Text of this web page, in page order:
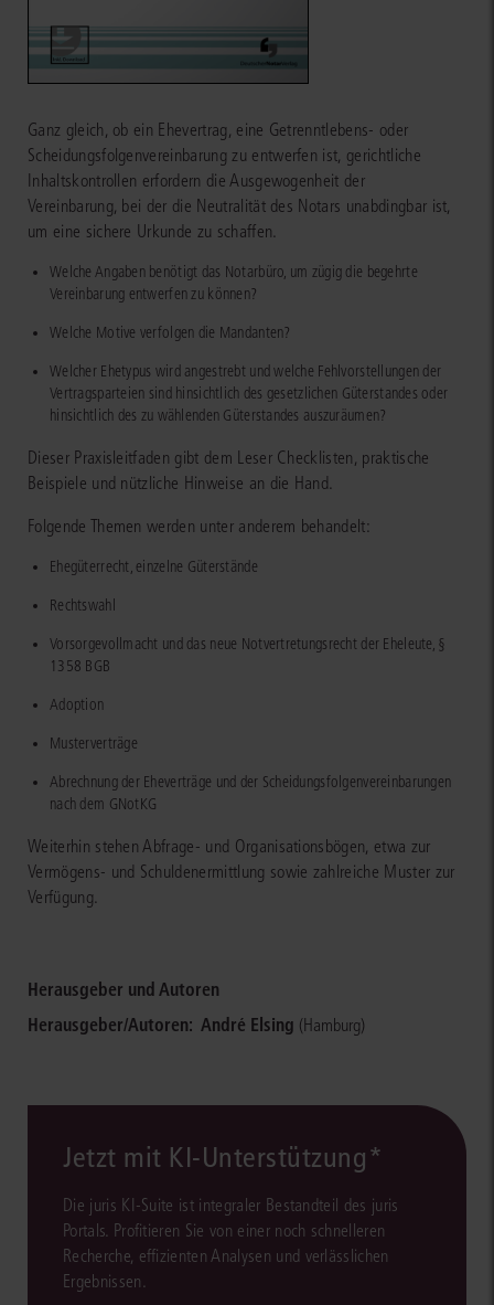
Ganz gleich, ob ein Ehevertrag, eine Getrenntlebens- oder
Scheidungsfolgenvereinbarung zu entwerfen ist, gerichtliche
Inhaltskontrollen erfordern die Ausgewogenheit der
Vereinbarung, bei der die Neutralität des Notars unabdingbar ist,
um eine sichere Urkunde zu schaffen.
Welche Angaben benötigt das Notarbüro, um zügig die begehrte
Vereinbarung entwerfen zu können?
Welche Motive verfolgen die Mandanten?
Welcher Ehetypus wird angestrebt und welche Fehlvorstellungen der
Vertragsparteien sind hinsichtlich des gesetzlichen Güterstandes oder
hinsichtlich des zu wählenden Güterstandes auszuräumen?
Dieser Praxisleitfaden gibt dem Leser Checklisten, praktische
Beispiele und nützliche Hinweise an die Hand.
Folgende Themen werden unter anderem behandelt:
Ehegüterrecht, einzelne Güterstände
Rechtswahl
Vorsorgevollmacht und das neue Notvertretungsrecht der Eheleute, §
1358 BGB
Adoption
Musterverträge
Abrechnung der Eheverträge und der Scheidungsfolgenvereinbarungen
nach dem GNotKG
Weiterhin stehen Abfrage- und Organisationsbögen, etwa zur
Vermögens- und Schuldenermittlung sowie zahlreiche Muster zur
Verfügung.
Herausgeber und Autoren
Herausgeber/Autoren: André Elsing (Hamburg)
Jetzt mit KI-Unterstützung*
Die juris KI-Suite ist integraler Bestandteil des juris
Portals. Profitieren Sie von einer noch schnelleren
Recherche, effizienten Analysen und verlässlichen
Ergebnissen.